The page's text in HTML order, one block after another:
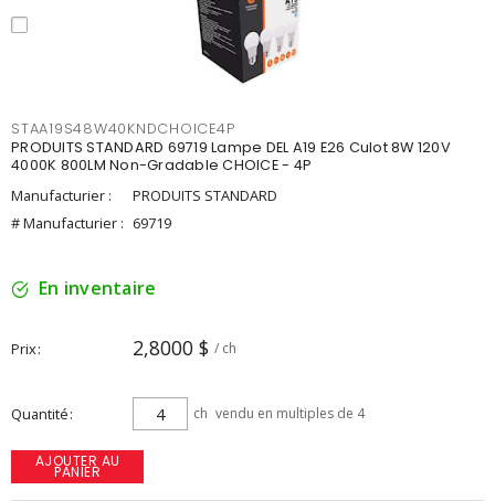
STAA19S48W40KNDCHOICE4P
PRODUITS STANDARD 69719 Lampe DEL A19 E26 Culot 8W 120V
4000K 800LM Non-Gradable CHOICE - 4P
Manufacturier :
PRODUITS STANDARD
# Manufacturier : 69719
En inventaire
Prix 2,8000 $ / ch
Quantité ch vendu en multiples de 4
AJOUTER AU
PANIER